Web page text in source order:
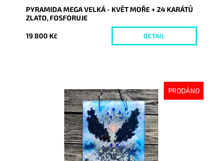
PYRAMIDA MEGA VELKÁ - KVĚT MOŘE + 24 KARÁTŮ
ZLATO, FOSFORUJE
19 800 Kč DETAIL
PRODÁNO
Vyprodáno
8345